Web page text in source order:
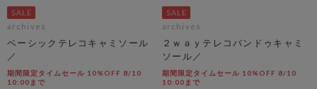
archives
ベーシックテレコキャミソール
／
期間限定タイムセール 10%OFF 8/10
10:00まで
archives
２ｗａｙテレコバンドゥキャミ
ソール／
期間限定タイムセール 10%OFF 8/10
10:00まで